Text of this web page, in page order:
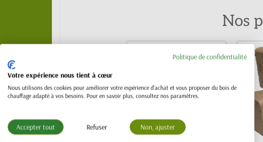
Nos
Politique de confidentialité
Votre expérience nous tient à cœur
Nous utilisons des cookies pour améliorer votre expérience d'achat et vous proposer du bois de
chauffage adapté à vos besoins. Pour en savoir plus, consultez nos paramètres.
Accepter tout Refuser Non, ajuster